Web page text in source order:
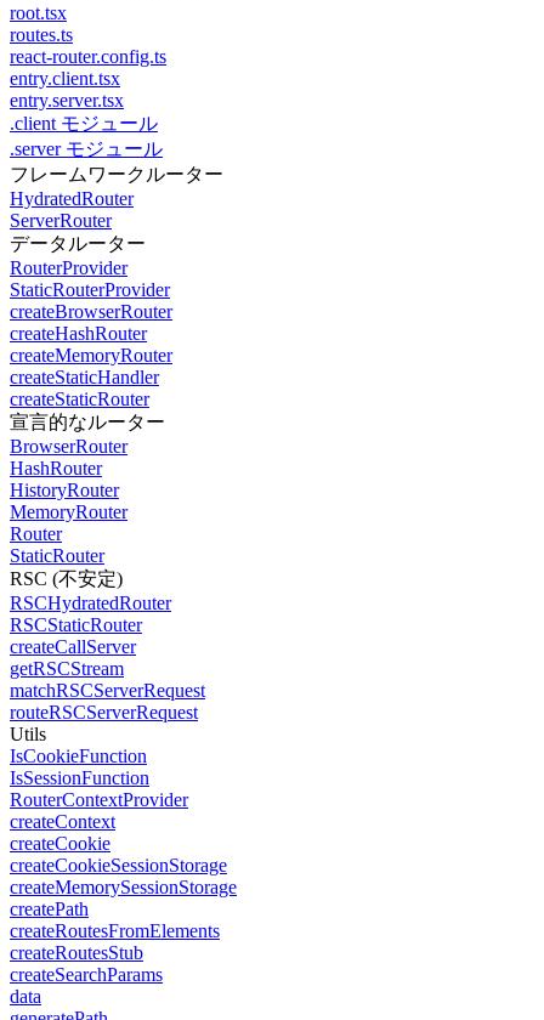
root.tsx
routes.ts
react-router.config.ts
entry.client.tsx
entry.server.tsx
.client モジュール
.server モジュール
フレームワークルーター
HydratedRouter
ServerRouter
データルーター
RouterProvider
StaticRouterProvider
createBrowserRouter
createHashRouter
createMemoryRouter
createStaticHandler
createStaticRouter
宣言的なルーター
BrowserRouter
HashRouter
HistoryRouter
MemoryRouter
Router
StaticRouter
RSC (不安定)
RSCHydratedRouter
RSCStaticRouter
createCallServer
getRSCStream
matchRSCServerRequest
routeRSCServerRequest
Utils
IsCookieFunction
IsSessionFunction
RouterContextProvider
createContext
createCookie
createCookieSessionStorage
createMemorySessionStorage
createPath
createRoutesFromElements
createRoutesStub
createSearchParams
data